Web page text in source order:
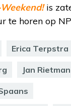
is
te horen op
Erica Terpstra
Jan Rietman